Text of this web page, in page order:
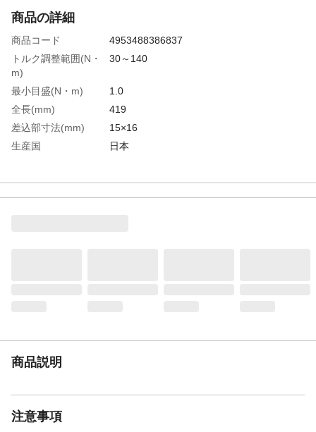
商品の詳細
商品コード
4953488386837
トルク調整範囲(N・
m)
30～140
最小目盛(N・m)
1.0
全長(mm)
419
差込部寸法(mm)
15×16
生産国
日本
商品説明
注意事項